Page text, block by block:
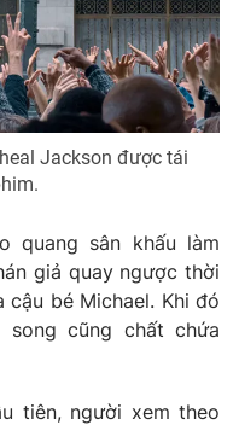
Jackson được tái
quang sân khấu làm
giả quay ngược thời
bé Michael. Khi đó
cũng chất chứa
tiên, người xem theo